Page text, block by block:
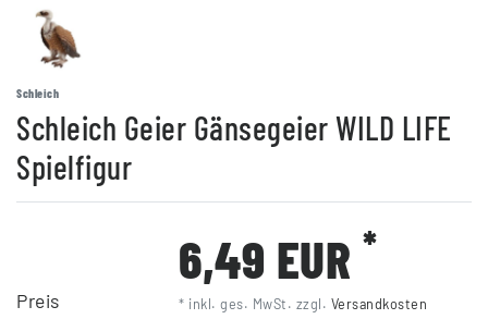
Schleich
Schleich Geier Gänsegeier WILD LIFE
Spielfigur
Preis
6,49 EUR *
* inkl. ges. MwSt. zzgl. Versandkosten